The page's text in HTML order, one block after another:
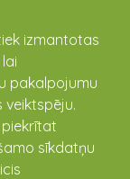
izmantotas
pakalpojumu
sīkdatņu